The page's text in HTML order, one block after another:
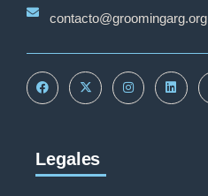
contacto@groomingarg.org
Legales